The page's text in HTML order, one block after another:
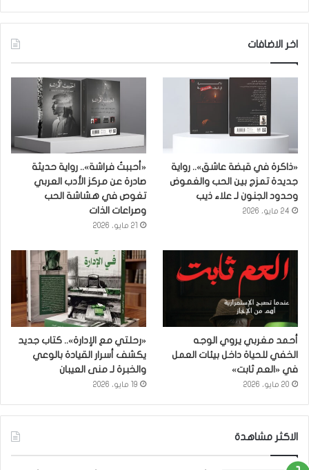
اخر الاضافات
«ذاكرة في قبضة عاشق».. رواية
جديدة تمزج بين الحب والغموض
وحدود الجنون لـ علاء ذيب
24 مايو، 2026
«أحببتُ فراشة».. رواية حديثة
صادرة عن مركز الأدب العربي
تغوص في هشاشة الحب
وصراعات الذات
21 مايو، 2026
أحمد مغربي يروي الوجه
الخفي للحياة داخل بيئات العمل
في «العم ثابت»
20 مايو، 2026
«رحلتي مع الإدارة».. كتاب جديد
يكشف أسرار القيادة بالوعي
والخبرة لـ منى العيبان
19 مايو، 2026
الاكثر مشاهدة